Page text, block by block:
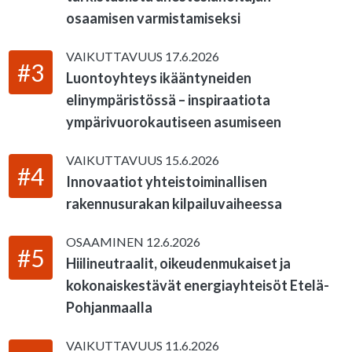
osaamisen varmistamiseksi
#3
VAIKUTTAVUUS 17.6.2026
Luontoyhteys ikääntyneiden
elinympäristössä – inspiraatiota
ympärivuorokautiseen asumiseen
#4
VAIKUTTAVUUS 15.6.2026
Innovaatiot yhteistoiminallisen
rakennusurakan kilpailuvaiheessa
#5
OSAAMINEN 12.6.2026
Hiilineutraalit, oikeudenmukaiset ja
kokonaiskestävät energiayhteisöt Etelä-
Pohjanmaalla
VAIKUTTAVUUS 11.6.2026